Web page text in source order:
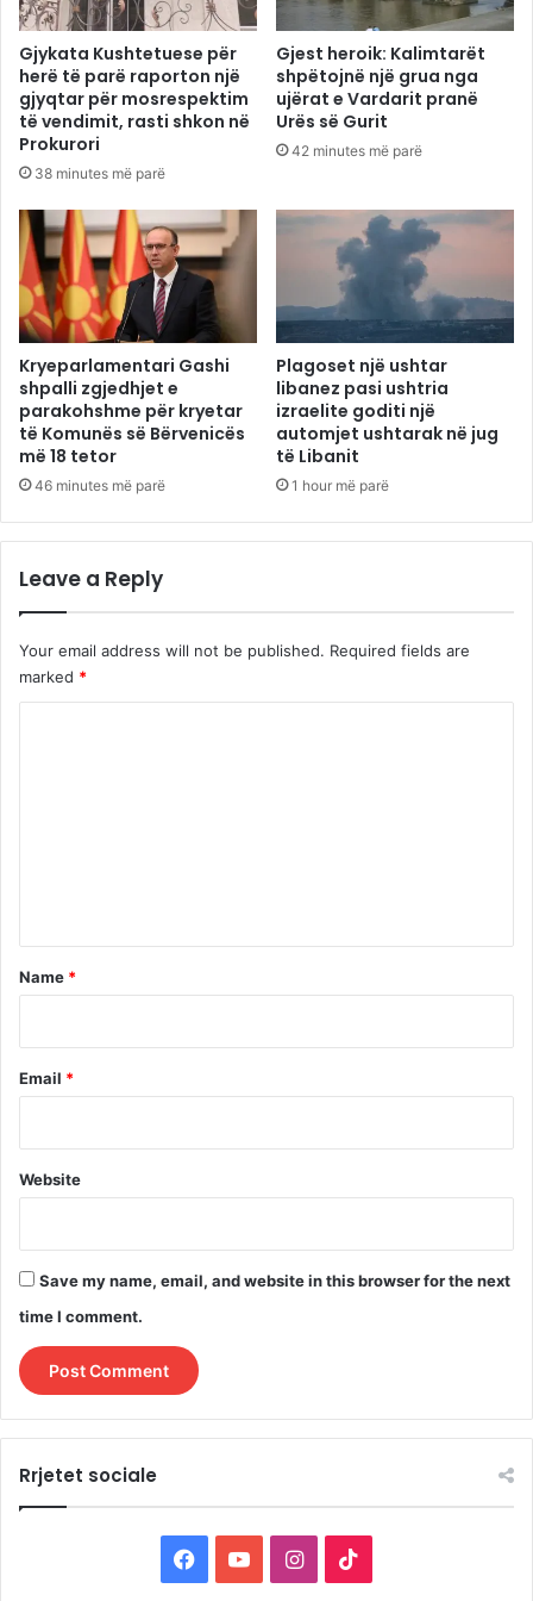
Gjykata Kushtetuese për
herë të parë raporton një
gjyqtar për mosrespektim
të vendimit, rasti shkon në
Prokurori
38 minutes më parë
Gjest heroik: Kalimtarët
shpëtojnë një grua nga
ujërat e Vardarit pranë
Urës së Gurit
42 minutes më parë
Kryeparlamentari Gashi
shpalli zgjedhjet e
parakohshme për kryetar
të Komunës së Bërvenicës
më 18 tetor
46 minutes më parë
Plagoset një ushtar
libanez pasi ushtria
izraelite goditi një
automjet ushtarak në jug
të Libanit
1 hour më parë
Leave a Reply
Your email address will not be published. Required fields are
marked *
*
Name *
Email *
Website
Save my name, email, and website in this browser for the next
time I comment.
Rrjetet sociale
I